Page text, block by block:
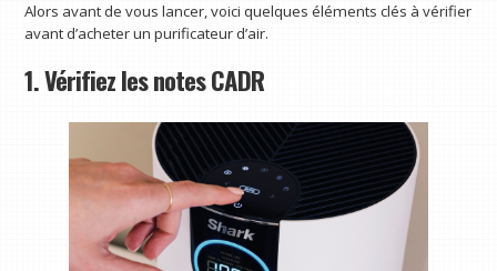
Alors avant de vous lancer, voici quelques éléments clés à vérifier
avant d’acheter un purificateur d’air.
1. Vérifiez les notes CADR